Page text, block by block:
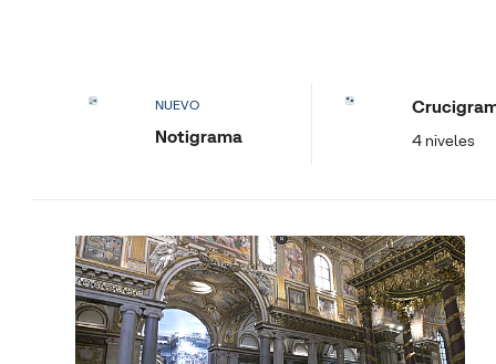
NUEVO
Notigrama 4 niveles